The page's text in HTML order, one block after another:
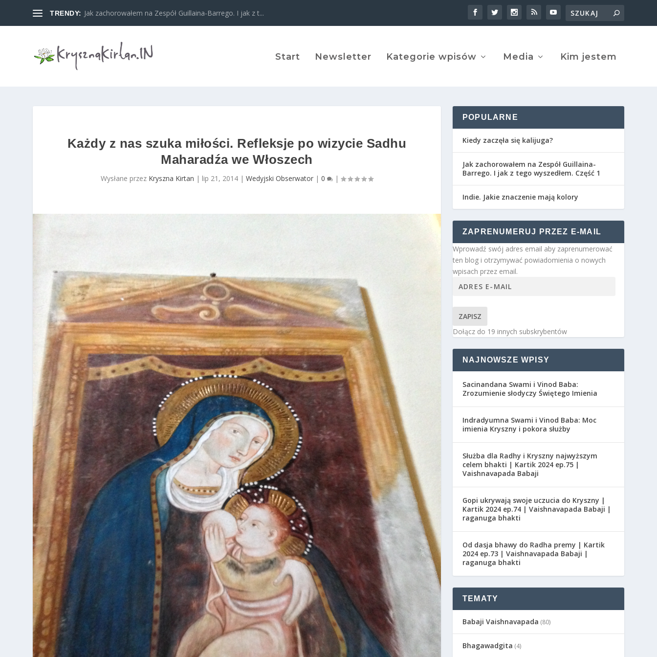
TRENDY: Jak zachorowałem na Zespół Guillaina-Barrego. I jak z t...
Start Newsletter Kategorie wpisów Media Kim jestem
Każdy z nas szuka miłości. Refleksje po wizycie Sadhu
Maharadźa we Włoszech
Wysłane przez Kryszna Kirtan | lip 21, 2014 |Wedyjski Obserwator |0 |
POPULARNE
Kiedy zaczęła się kalijuga?
Jak zachorowałem na Zespół Guillaina-
Barrego. I jak z tego wyszedłem. Część 1
Indie. Jakie znaczenie mają kolory
ZAPRENUMERUJ PRZEZ E-MAIL
Wprowadź swój adres email aby zaprenumerować
ten blog i otrzymywać powiadomienia o nowych
wpisach przez email.
ZAPISZ
Dołącz do 19 innych subskrybentów
NAJNOWSZE WPISY
Sacinandana Swami i Vinod Baba:
Zrozumienie słodyczy Świętego Imienia
Indradyumna Swami i Vinod Baba: Moc
imienia Kryszny i pokora służby
Służba dla Radhy i Kryszny najwyższym
celem bhakti | Kartik 2024 ep.75 |
Vaishnavapada Babaji
Gopi ukrywają swoje uczucia do Kryszny |
Kartik 2024 ep.74 | Vaishnavapada Babaji |
raganuga bhakti
Od dasja bhawy do Radha premy | Kartik
2024 ep.73 | Vaishnavapada Babaji |
raganuga bhakti
TEMATY
Babaji Vaishnavapada (80)
Bhagawadgita (4)